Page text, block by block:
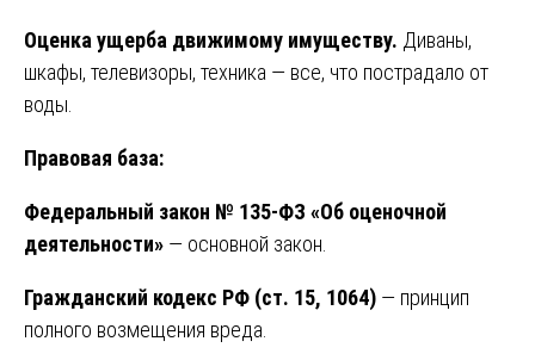
Оценка ущерба движимому имуществу. Диваны,
шкафы, телевизоры, техника — все, что пострадало от
воды.
Правовая база:
Федеральный закон № 135-ФЗ «Об оценочной
деятельности» — основной закон.
Гражданский кодекс РФ (ст. 15, 1064) — принцип
полного возмещения вреда.